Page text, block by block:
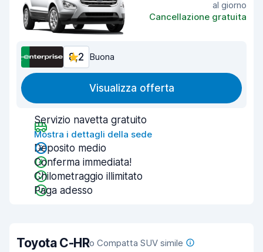
al giorno
Cancellazione gratuita
8,2 Buona
Visualizza offerta
Servizio navetta gratuito
Mostra i dettagli della sede
Deposito medio
Conferma immediata!
Chilometraggio illimitato
Paga adesso
Toyota C-HRo Compatta SUV simile